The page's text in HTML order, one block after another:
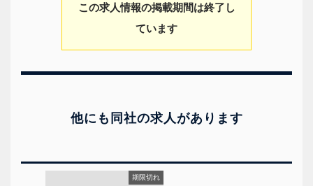
この求人情報の掲載期間は終了し
ています
他にも同社の求人があります
期限切れ